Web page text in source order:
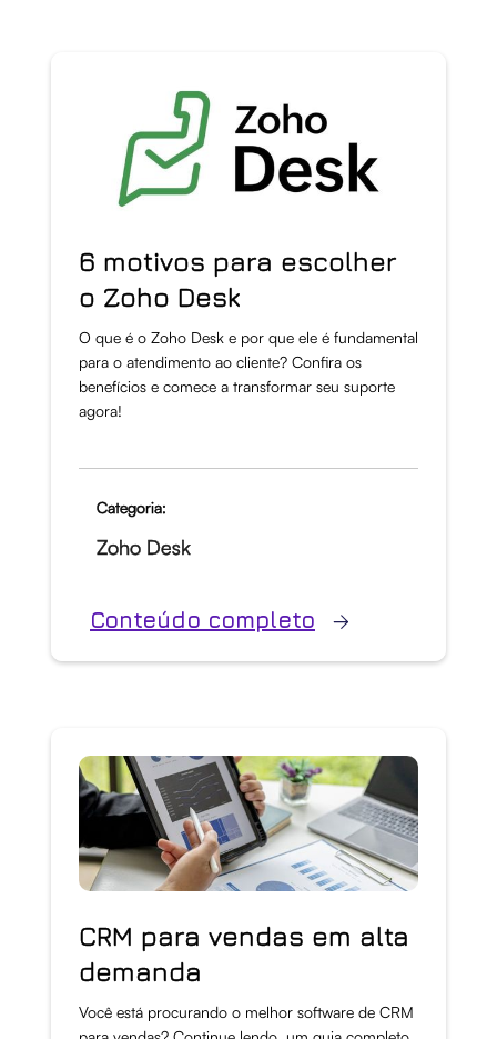
6 motivos para escolher
o Zoho Desk
O que é o Zoho Desk e por que ele é fundamental
para o atendimento ao cliente? Confira os
benefícios e comece a transformar seu suporte
agora!
Categoria:
Zoho Desk
Conteúdo completo
CRM para vendas em alta
demanda
Você está procurando o melhor software de CRM